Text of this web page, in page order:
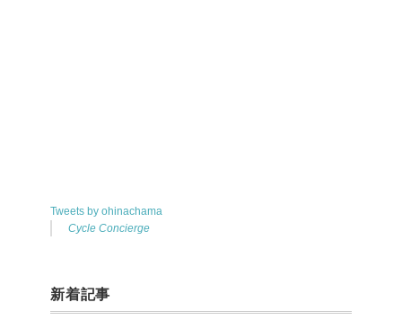
Tweets by ohinachama
Cycle Concierge
新着記事